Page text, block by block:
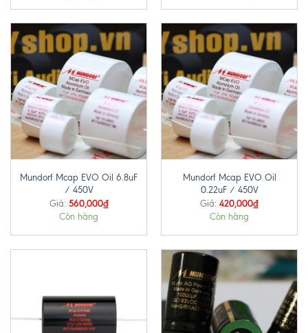
Mundorf Mcap EVO Oil 6.8uF
/ 450V
Giá: 560,000₫
Còn hàng
Mundorf Mcap EVO Oil
0.22uF / 450V
Giá: 420,000₫
Còn hàng